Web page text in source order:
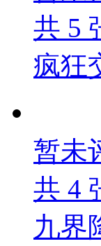
共 5
疯狂
暂未
共 4
九界